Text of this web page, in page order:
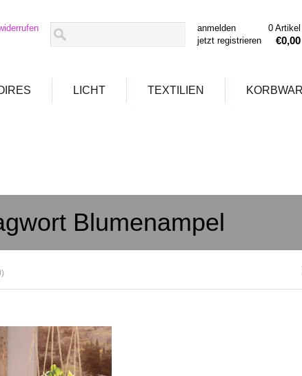
anmelden
jetzt registrieren
0 Artikel
€0,00
LICHT TEXTILIEN
Blumenampel